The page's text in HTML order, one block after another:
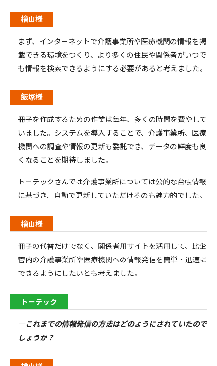
檜山様
まず、インターネットで介護事業所や医療機関の情報を掲
載できる環境をつくり、より多くの住民や関係者がいつで
も情報を検索できるようにする必要があると考えました。
飯塚様
冊子を作成するための作業は毎年、多くの時間を費やして
いました。システムを導入することで、介護事業所、医療
機関への調査や情報の更新も委託でき、データの鮮度も良
くなることを期待しました。
トーテックさんでは介護事業所については公的な台帳情報
に基づき、自動で更新していただけるのも魅力的でした。
檜山様
冊子の代替だけでなく、関係者用サイトを活用して、比企
管内の介護事業所や医療機関への情報発信を簡単・迅速に
できるようにしたいとも考えました。
トーテック
―これまでの情報発信の方法はどのようにされていたので
しょうか？